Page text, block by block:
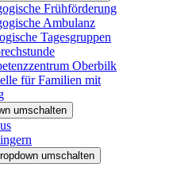
Frühförderung
Ambulanz
Tagesgruppen
Oberbilk
für Familien mit
umschalten
umschalten